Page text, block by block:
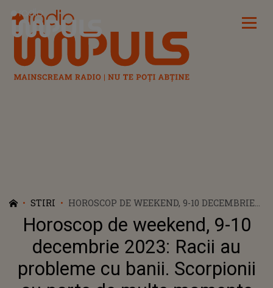
Radio Impuls
STIRI
HOROSCOP DE WEEKEND, 9-10 DECEMBRIE
2023: RACII AU PROBLEME CU BANII.
SCORPIONII AU PARTE DE MULTE
MOMENTE FRUMOASE
Horoscop de weekend, 9-10
decembrie 2023: Racii au
probleme cu banii. Scorpionii